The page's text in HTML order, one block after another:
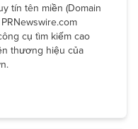
tín tên miền (Domain
cụ tìm kiếm cao
thương hiệu của